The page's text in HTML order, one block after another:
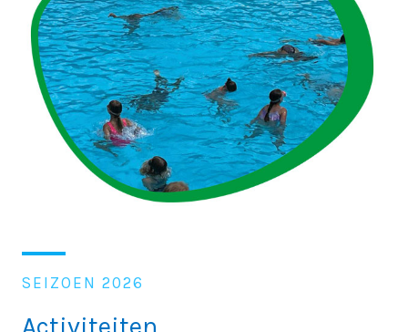
SEIZOEN 2026